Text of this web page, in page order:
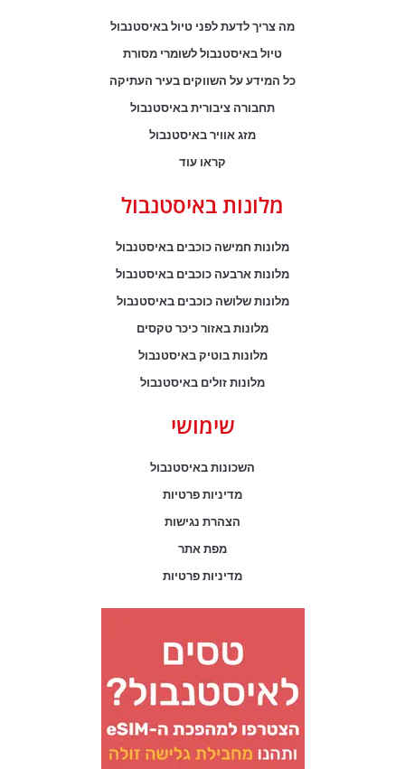
מה צריך לדעת לפני טיול באיסטנבול
טיול באיסטנבול לשומרי מסורת
כל המידע על השווקים בעיר העתיקה
תחבורה ציבורית באיסטנבול
מזג אוויר באיסטנבול
קראו עוד
מלונות באיסטנבול
מלונות חמישה כוכבים באיסטנבול
מלונות ארבעה כוכבים באיסטנבול
מלונות שלושה כוכבים באיסטנבול
מלונות באזור כיכר טקסים
מלונות בוטיק באיסטנבול
מלונות זולים באיסטנבול
שימושי
השכונות באיסטנבול
מדיניות פרטיות
הצהרת נגישות
מפת אתר
מדיניות פרטיות